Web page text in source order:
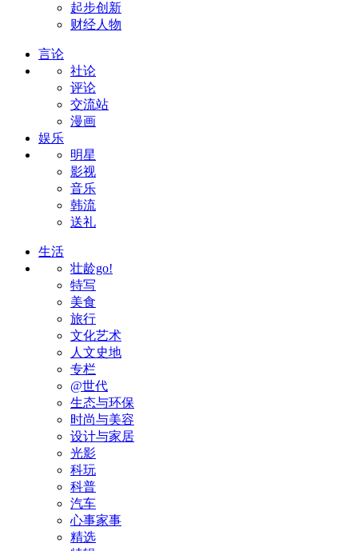
起步创新
财经人物
言论
社论
评论
交流站
漫画
娱乐
明星
影视
音乐
韩流
送礼
生活
壮龄go!
特写
美食
旅行
文化艺术
人文史地
专栏
@世代
生态与环保
时尚与美容
设计与家居
光影
科玩
科普
汽车
心事家事
精选